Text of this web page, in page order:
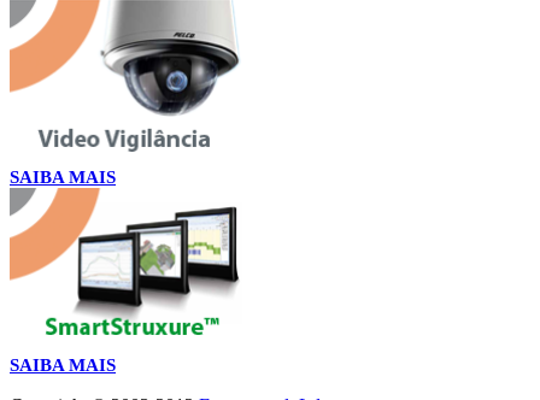
SAIBA MAIS
SAIBA MAIS